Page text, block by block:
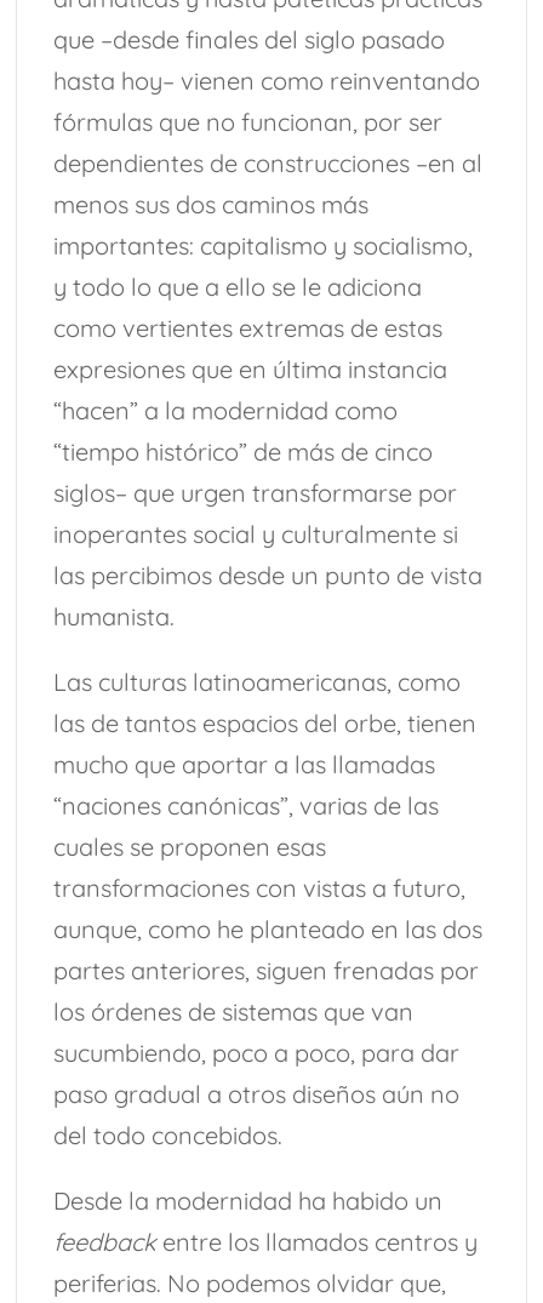
que –desde finales del siglo pasado
hasta hoy– vienen como reinventando
fórmulas que no funcionan, por ser
dependientes de construcciones –en al
menos sus dos caminos más
importantes: capitalismo y socialismo,
y todo lo que a ello se le adiciona
como vertientes extremas de estas
expresiones que en última instancia
“hacen” a la modernidad como
“tiempo histórico” de más de cinco
siglos– que urgen transformarse por
inoperantes social y culturalmente si
las percibimos desde un punto de vista
humanista.
Las culturas latinoamericanas, como
las de tantos espacios del orbe, tienen
mucho que aportar a las llamadas
“naciones canónicas”, varias de las
cuales se proponen esas
transformaciones con vistas a futuro,
aunque, como he planteado en las dos
partes anteriores, siguen frenadas por
los órdenes de sistemas que van
sucumbiendo, poco a poco, para dar
paso gradual a otros diseños aún no
del todo concebidos.
Desde la modernidad ha habido un
feedbackentre los llamados centros y
periferias. No podemos olvidar que,